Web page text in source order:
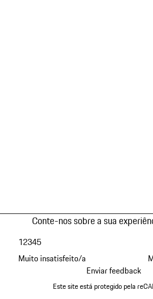
Conte-nos sobre a sua
Muito insatisfeito/a
12345
Enviar feedback
Este site está protegido pela